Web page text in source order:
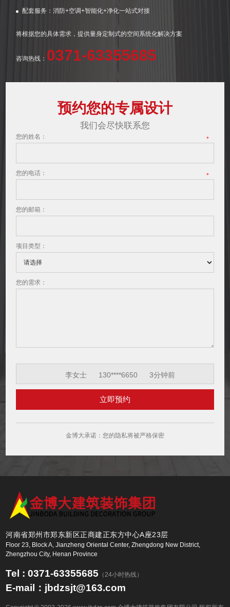
配套服务：消防+空调+智能化+净化一站式对接
将根据您的具体需求，提供量身定制式的空间系统化解决方案
咨询热线： 0371-63355685
预约您的专属设计
我们会尽快联系您
您的姓名： *
您的电话： *
您的邮箱：
项目类型：
您的需求：
李女士 130****6650 3分钟前
186****8866
金博大承诺：您的隐私将被严格保密
河南省郑州市郑东新区正商建正东方中心A座23层
Floor 23, Block A, Jianzheng Oriental Center, Zhengdong New District,
Zhengzhou City, Henan Province
Tel : 0371-63355685 （24小时热线）
E-mail：jbdzsjt@163.com